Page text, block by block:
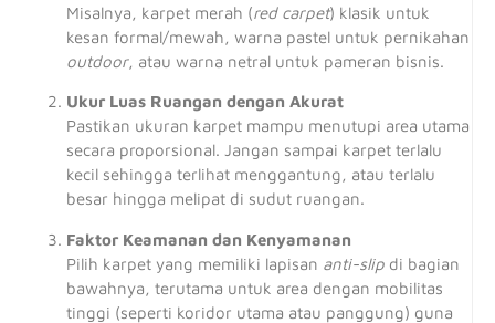
Misalnya, karpet merah (red carpet) klasik untuk
kesan formal/mewah, warna pastel untuk pernikahan
outdoor, atau warna netral untuk pameran bisnis.
Ukur Luas Ruangan dengan Akurat
Pastikan ukuran karpet mampu menutupi area utama
secara proporsional. Jangan sampai karpet terlalu
kecil sehingga terlihat menggantung, atau terlalu
besar hingga melipat di sudut ruangan.
Faktor Keamanan dan Kenyamanan
Pilih karpet yang memiliki lapisan anti-slip di bagian
bawahnya, terutama untuk area dengan mobilitas
tinggi (seperti koridor utama atau panggung) guna